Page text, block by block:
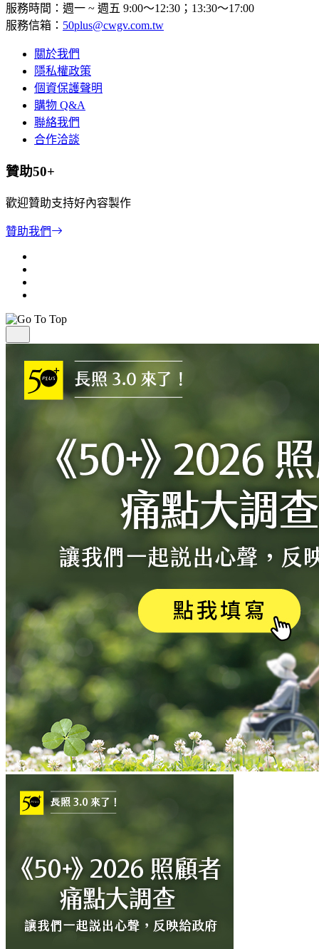
服務時間：週一 ~ 週五 9:00～12:30；13:30～17:00
服務信箱： 50plus@cwgv.com.tw
關於我們
隱私權政策
個資保護聲明
購物 Q&A
聯絡我們
合作洽談
贊助50+
歡迎贊助支持好內容製作
贊助我們